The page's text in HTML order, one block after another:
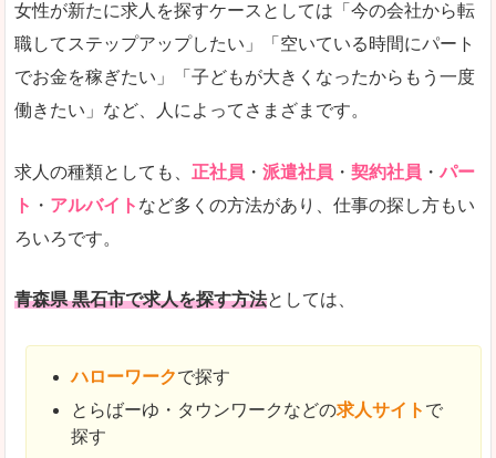
女性が新たに求人を探すケースとしては「今の会社から転
職してステップアップしたい」「空いている時間にパート
でお金を稼ぎたい」「子どもが大きくなったからもう一度
働きたい」など、人によってさまざまです。
求人の種類としても、 正社員 ・ 派遣社員 ・ 契約社員 ・ パー
ト ・ アルバイト など多くの方法があり、仕事の探し方もい
ろいろです。
青森県 黒石市で求人を探す方法としては、
ハローワークで探す
とらばーゆ・タウンワークなどの求人サイト で
探す